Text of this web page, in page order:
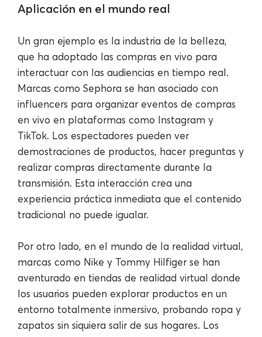
Aplicación en el mundo real
Un gran ejemplo es la industria de la belleza,
que ha adoptado las compras en vivo para
interactuar con las audiencias en tiempo real.
Marcas como Sephora se han asociado con
influencers para organizar eventos de compras
en vivo en plataformas como Instagram y
TikTok. Los espectadores pueden ver
demostraciones de productos, hacer preguntas y
realizar compras directamente durante la
transmisión. Esta interacción crea una
experiencia práctica inmediata que el contenido
tradicional no puede igualar.
Por otro lado, en el mundo de la realidad virtual,
marcas como Nike y Tommy Hilfiger se han
aventurado en tiendas de realidad virtual donde
los usuarios pueden explorar productos en un
entorno totalmente inmersivo, probando ropa y
zapatos sin siquiera salir de sus hogares. Los